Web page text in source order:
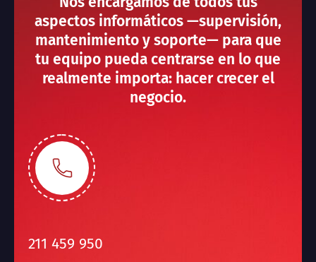
aspectos informáticos —supervisión,
mantenimiento y soporte— para que
tu equipo pueda centrarse en lo que
realmente importa: hacer crecer el
negocio.
211 459 950